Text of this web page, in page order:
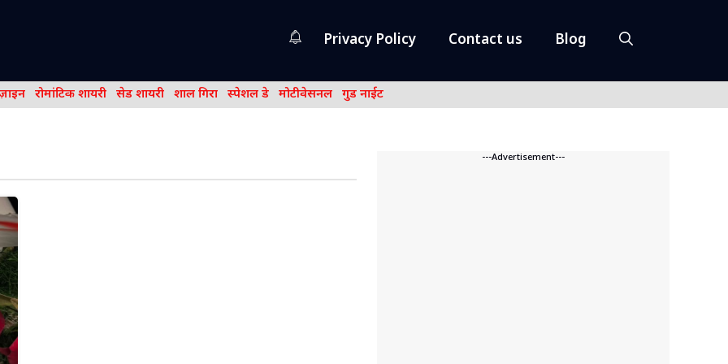
Privacy Policy Contact us Blog
रोमांटिक शायरी सेड शायरी शाल गिरा स्पेशल डे मोटीवेसनल गुड नाईट
---Advertisement---